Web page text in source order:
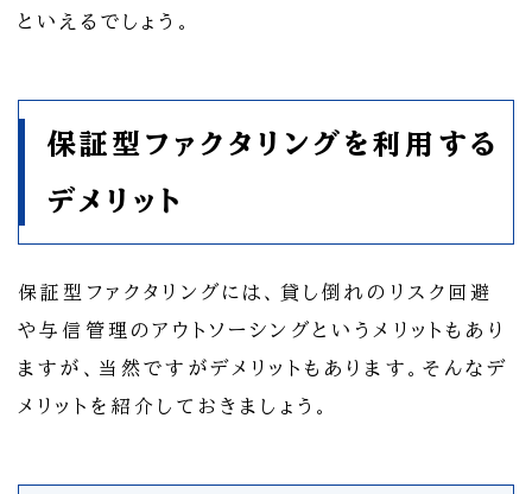
といえるでしょう。
保証型ファクタリングを利用する
デメリット
保証型ファクタリングには、貸し倒れのリスク回避
や与信管理のアウトソーシングというメリットもあり
ますが、当然ですがデメリットもあります。そんなデ
メリットを紹介しておきましょう。